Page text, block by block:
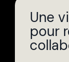
Une
pour